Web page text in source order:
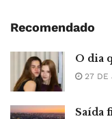
Recomendado
O dia
27 DE
Saída